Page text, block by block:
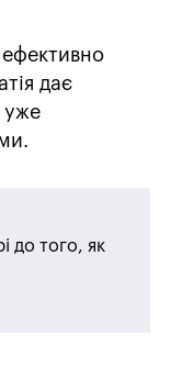
дає
уже
до того, як